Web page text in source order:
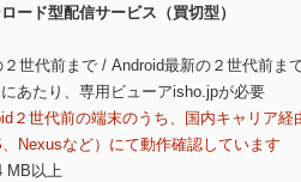
ード型配信サービス（買切型）
世代前まで / Android最新の２世代前ま
あたり、専用ビューアisho.jpが必要
２世代前の端末のうち、国内キャリア経
Nexusなど）にて動作確認しています
MB以上